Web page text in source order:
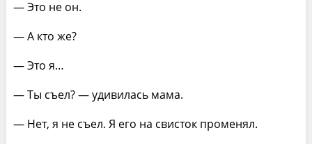
— Это не он.
— А кто же?
— Это я…
— Ты съел? — удивилась мама.
— Нет, я не съел. Я его на свисток променял.